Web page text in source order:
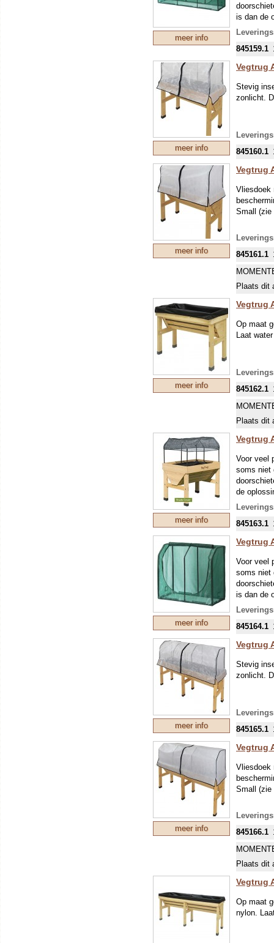
meer info
is dan de
845159.1
meer info
Vegtrug
Stevig
zonlicht.
845160.1
meer info
Vegtrug
Vliesdoek
Small (zie
845161.1
Plaats dit
meer info
Vegtrug
Op maat
Laat
845162.1
Plaats dit
meer info
Vegtrug
Voor veel
soms niet
de
845163.1
meer info
Vegtrug
Voor veel
soms niet
is dan de
845164.1
meer info
Vegtrug
Stevig
zonlicht.
845165.1
meer info
Vegtrug
Vliesdoek
Small (zie
845166.1
Plaats dit
Vegtrug
Op maat
nylon.